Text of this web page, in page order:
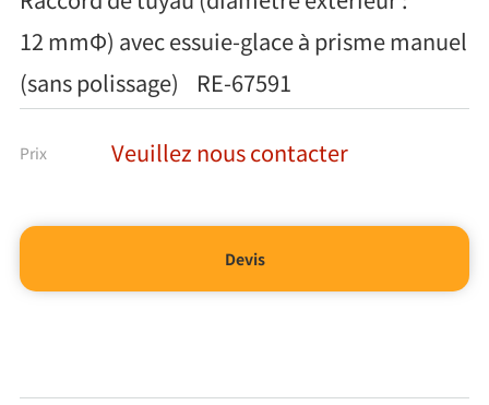
12 mmΦ) avec essuie-glace à prisme manuel
(sans polissage) RE-67591
Prix Veuillez nous contacter
Devis